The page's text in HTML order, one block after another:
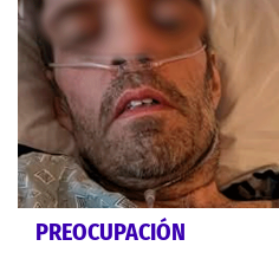
PREOCUPACIÓN